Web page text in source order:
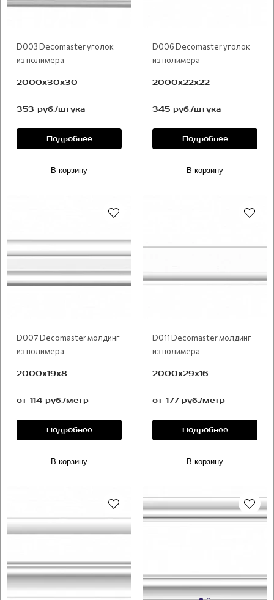
D003 Decomaster уголок
из полимера
2000х30х30
353 руб./штука
Подробнее
В корзину
D006 Decomaster уголок
из полимера
2000х22х22
345 руб./штука
Подробнее
В корзину
D007 Decomaster молдинг
из полимера
2000х19х8
от 114 руб./метр
Подробнее
В корзину
D011 Decomaster молдинг
из полимера
2000х29х16
от 177 руб./метр
Подробнее
В корзину